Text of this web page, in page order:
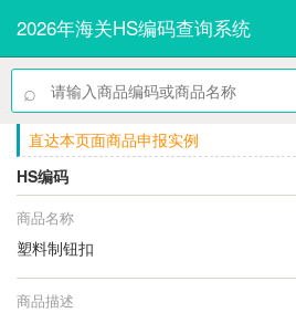
2026年海关HS编码查询系统
⌕
直达本页面商品申报实例
HS编码
商品名称
塑料制钮扣
商品描述